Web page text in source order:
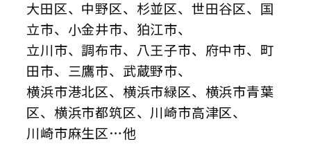
大田区、中野区、杉並区、世田谷区、国
立市、小金井市、狛江市、
立川市、調布市、八王子市、府中市、町
田市、三鷹市、武蔵野市、
横浜市港北区、横浜市緑区、横浜市青葉
区、横浜市都筑区、川崎市高津区、
川崎市麻生区…他